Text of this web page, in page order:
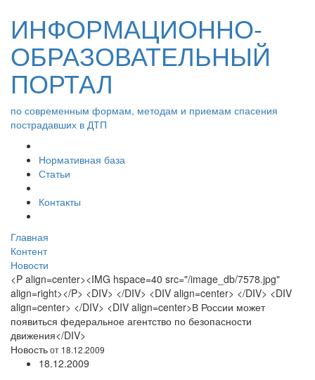
ИНФОРМАЦИОННО-
ОБРАЗОВАТЕЛЬНЫЙ
ПОРТАЛ
по современным формам, методам и приемам спасения
пострадавших в ДТП
Нормативная база
Статьи
Контакты
Главная
Контент
Новости
<P align=center><IMG hspace=40 src="/image_db/7578.jpg"
align=right></P> <DIV> </DIV> <DIV align=center> </DIV> <DIV
align=center> </DIV> <DIV align=center>В России может
появиться федеральное агентство по безопасности
движения</DIV>
Новостьот 18.12.2009
18.12.2009